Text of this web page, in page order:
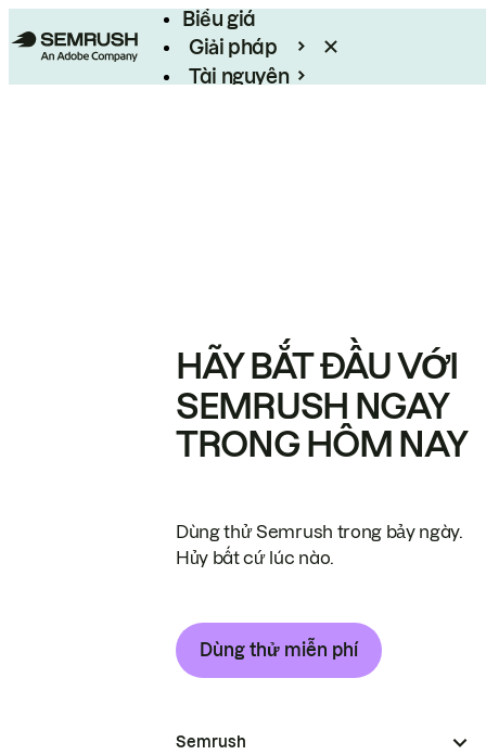
Biểu giá
Giải pháp
Tài nguyên
HÃY BẮT ĐẦU VỚI
SEMRUSH NGAY
TRONG HÔM NAY
Dùng thử Semrush trong bảy ngày.
Hủy bất cứ lúc nào.
Dùng thử miễn phí
Semrush